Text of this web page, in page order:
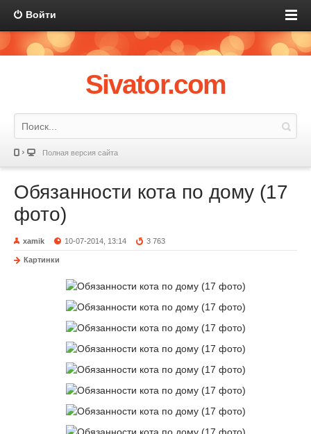
Войти
Sivator.com
Полная версия сайта
Обязанности кота по дому (17
фото)
xamik 10-07-2014, 13:14 3 763
Картинки